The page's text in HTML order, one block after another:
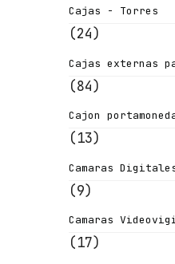
Cajas - Torres
(24)
Cajas externas
(84)
Cajon
(13)
Camaras
(9)
Camaras
(17)